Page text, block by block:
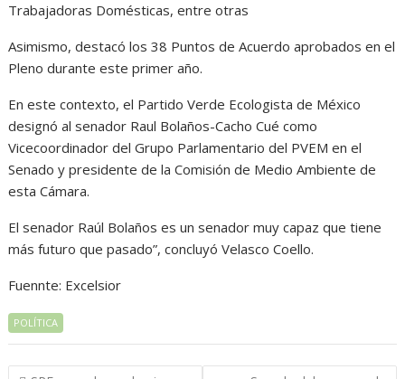
Trabajadoras Domésticas, entre otras
Asimismo, destacó los 38 Puntos de Acuerdo aprobados en el
Pleno durante este primer año.
En este contexto, el Partido Verde Ecologista de México
designó al senador Raul Bolaños-Cacho Cué como
Vicecoordinador del Grupo Parlamentario del PVEM en el
Senado y presidente de la Comisión de Medio Ambiente de
esta Cámara.
El senador Raúl Bolaños es un senador muy capaz que tiene
más futuro que pasado”, concluyó Velasco Coello.
Fuennte: Excelsior
POLÍTICA